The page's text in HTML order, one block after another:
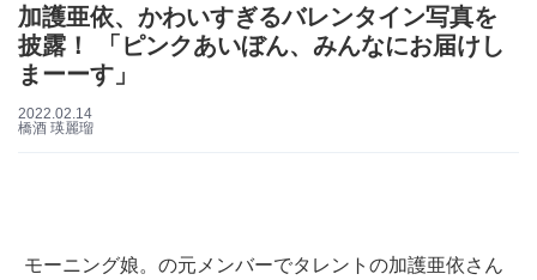
加護亜依、かわいすぎるバレンタイン写真を
披露！ 「ピンクあいぼん、みんなにお届けし
まーーす」
2022.02.14
橋酒 瑛麗瑠
モーニング娘。の元メンバーでタレントの加護亜依さん